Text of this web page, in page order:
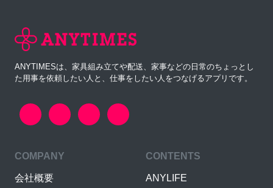
ANYTIMESは、家具組み立てや配送、家事などの日常のちょっとし
た用事を依頼したい人と、仕事をしたい人をつなげるアプリです。
COMPANY
会社概要
CONTENTS
ANYLIFE